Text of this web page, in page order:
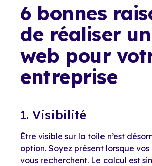
6 bonnes
de réaliser
web pour
entreprise
1. Visibilité
Être visible sur la toile n’est
option. Soyez présent lorsque
vous recherchent. Le calcul est